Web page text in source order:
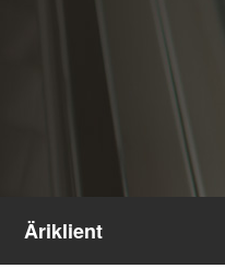
Äriklient